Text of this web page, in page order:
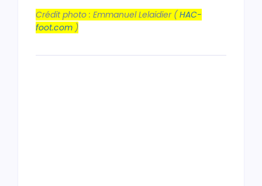
Crédit photo : Emmanuel Lelaidier (HAC-
foot.com )